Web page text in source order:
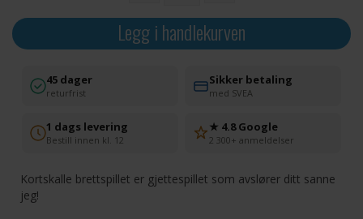
Legg i handlekurven
45 dager
returfrist
Sikker betaling
med SVEA
1 dags levering
Bestill innen kl. 12
★ 4.8 Google
2 300+ anmeldelser
Kortskalle brettspillet er gjettespillet som avslører ditt sanne
jeg!